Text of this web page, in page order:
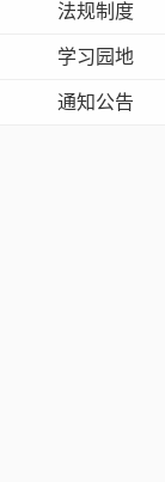
法规制度
学习园地
通知公告